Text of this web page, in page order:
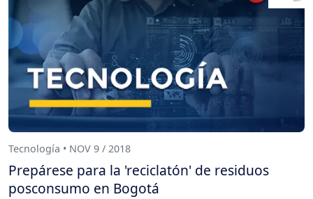
Tecnología • NOV 9 / 2018
Prepárese para la 'reciclatón' de residuos
posconsumo en Bogotá